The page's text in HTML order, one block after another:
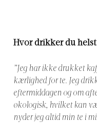
Hvor drikker du
”Jeg har ikke drukket
kærlighed for te. Jeg
eftermiddagen og om
økologisk, hvilket kan
nyder jeg altid min te i